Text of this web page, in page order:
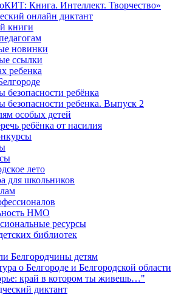
Книга. Интеллект. Творчество»
онлайн диктант
книги
новинки
ссылки
ребенка
безопасности ребёнка
безопасности ребенка. Выпуск 2
особых детей
ребёнка от насилия
лето
для школьников
НМО
ресурсы
библиотек
Белгородчины детям
о Белгороде и Белгородской области
край в котором ты живешь…"
диктант